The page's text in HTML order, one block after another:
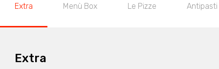
Extra Menù Box Le Pizze
Extra